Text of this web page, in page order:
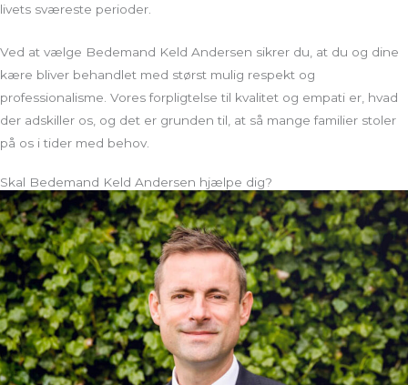
livets sværeste perioder.
Ved at vælge Bedemand Keld Andersen sikrer du, at du og dine
kære bliver behandlet med størst mulig respekt og
professionalisme. Vores forpligtelse til kvalitet og empati er, hvad
der adskiller os, og det er grunden til, at så mange familier stoler
på os i tider med behov.
Skal Bedemand Keld Andersen hjælpe dig?